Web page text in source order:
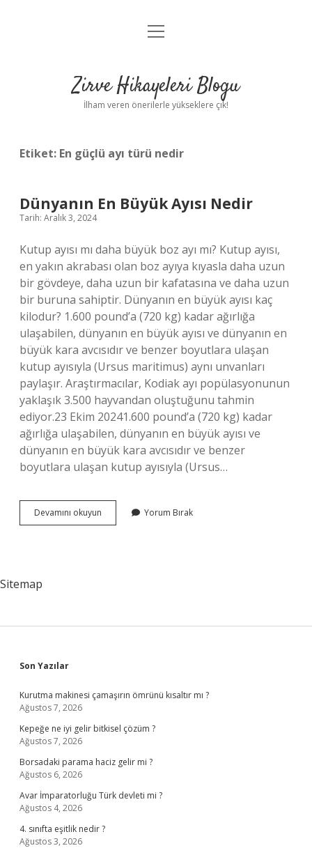
Anasayfa
Yasal Uyarı
menüyü
Zirve Hikayeleri Blogu
İlham veren önerilerle yükseklere çık!
Etiket: En güçlü ayı türü nedir
Dünyanın En Büyük Ayısı Nedir
Tarih: Aralık 3, 2024
Kutup ayısı mı daha büyük boz ayı mı? Kutup ayısı,
en yakın akrabası olan boz ayıya kıyasla daha uzun
bir gövdeye, daha uzun bir kafatasına ve daha uzun
bir buruna sahiptir. Dünyanın en büyük ayısı kaç
kilodur? 1.600 pound’a (720 kg) kadar ağırlığa
ulaşabilen, dünyanın en büyük ayısı ve dünyanın en
büyük kara avcısıdır ve benzer boyutlara ulaşan
kutup ayısıyla (Ursus maritimus) aynı unvanları
paylaşır. Araştırmacılar, Kodiak ayı popülasyonunun
yaklaşık 3.500 hayvandan oluştuğunu tahmin
ediyor.23 Ekim 20241.600 pound’a (720 kg) kadar
ağırlığa ulaşabilen, dünyanın en büyük ayısı ve
dünyanın en büyük kara avcısıdır ve benzer
boyutlara ulaşan kutup ayısıyla (Ursus…
Devamını okuyun Dünyanın
En
Yorum Bırak
Sitemap
Sidebar
Son Yazılar
Kurutma makinesi çamaşırın ömrünü kısaltır mı ?
Ağustos 7, 2026
Kepeğe ne iyi gelir bitkisel çözüm ?
Ağustos 7, 2026
Borsadaki parama haciz gelir mi ?
Ağustos 6, 2026
Avar İmparatorluğu Türk devleti mi ?
Ağustos 4, 2026
4. sınıfta eşitlik nedir ?
Ağustos 3, 2026